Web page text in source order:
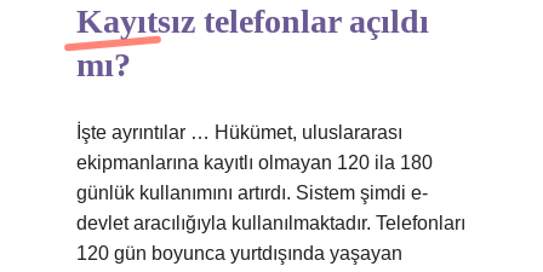
Kayıtsız telefonlar açıldı
mı?
İşte ayrıntılar … Hükümet, uluslararası
ekipmanlarına kayıtlı olmayan 120 ila 180
günlük kullanımını artırdı. Sistem şimdi e-
devlet aracılığıyla kullanılmaktadır. Telefonları
120 gün boyunca yurtdışında yaşayan